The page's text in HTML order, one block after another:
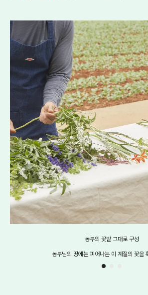
농부의 꽃밭 그대로 구성
농부님의 땅에는 피어나는 이 계절의 꽃을